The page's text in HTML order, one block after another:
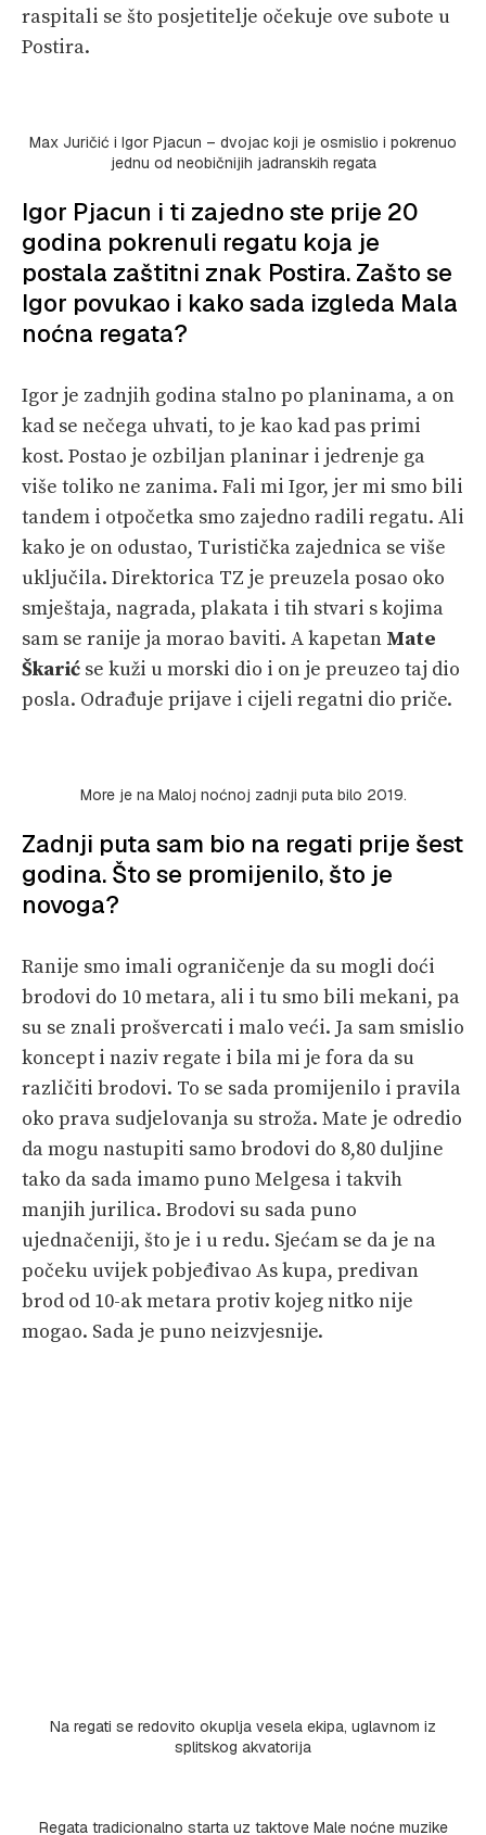
raspitali se što posjetitelje očekuje ove subote u
Postira.
Max Juričić i Igor Pjacun – dvojac koji je osmislio i pokrenuo
jednu od neobičnijih jadranskih regata
Igor Pjacun i ti zajedno ste prije 20
godina pokrenuli regatu koja je
postala zaštitni znak Postira. Zašto se
Igor povukao i kako sada izgleda Mala
noćna regata?
Igor je zadnjih godina stalno po planinama, a on
kad se nečega uhvati, to je kao kad pas primi
kost. Postao je ozbiljan planinar i jedrenje ga
više toliko ne zanima. Fali mi Igor, jer mi smo bili
tandem i otpočetka smo zajedno radili regatu. Ali
kako je on odustao, Turistička zajednica se više
uključila. Direktorica TZ je preuzela posao oko
smještaja, nagrada, plakata i tih stvari s kojima
sam se ranije ja morao baviti. A kapetan Mate
Škarić se kuži u morski dio i on je preuzeo taj dio
posla. Odrađuje prijave i cijeli regatni dio priče.
More je na Maloj noćnoj zadnji puta bilo 2019.
Zadnji puta sam bio na regati prije šest
godina. Što se promijenilo, što je
novoga?
Ranije smo imali ograničenje da su mogli doći
brodovi do 10 metara, ali i tu smo bili mekani, pa
su se znali prošvercati i malo veći. Ja sam smislio
koncept i naziv regate i bila mi je fora da su
različiti brodovi. To se sada promijenilo i pravila
oko prava sudjelovanja su stroža. Mate je odredio
da mogu nastupiti samo brodovi do 8,80 duljine
tako da sada imamo puno Melgesa i takvih
manjih jurilica. Brodovi su sada puno
ujednačeniji, što je i u redu. Sjećam se da je na
počeku uvijek pobjeđivao As kupa, predivan
brod od 10-ak metara protiv kojeg nitko nije
mogao. Sada je puno neizvjesnije.
Na regati se redovito okuplja vesela ekipa, uglavnom iz
splitskog akvatorija
Regata tradicionalno starta uz taktove Male noćne muzike